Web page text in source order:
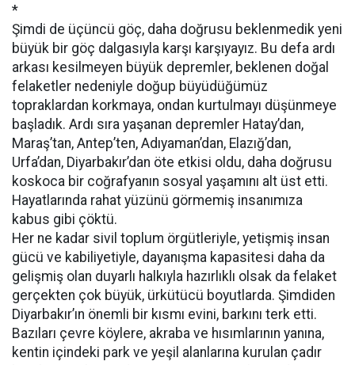
*
Şimdi de üçüncü göç, daha doğrusu beklenmedik yeni
büyük bir göç dalgasıyla karşı karşıyayız. Bu defa ardı
arkası kesilmeyen büyük depremler, beklenen doğal
felaketler nedeniyle doğup büyüdüğümüz
topraklardan korkmaya, ondan kurtulmayı düşünmeye
başladık. Ardı sıra yaşanan depremler Hatay’dan,
Maraş’tan, Antep’ten, Adıyaman’dan, Elazığ’dan,
Urfa’dan, Diyarbakır’dan öte etkisi oldu, daha doğrusu
koskoca bir coğrafyanın sosyal yaşamını alt üst etti.
Hayatlarında rahat yüzünü görmemiş insanımıza
kabus gibi çöktü.
Her ne kadar sivil toplum örgütleriyle, yetişmiş insan
gücü ve kabiliyetiyle, dayanışma kapasitesi daha da
gelişmiş olan duyarlı halkıyla hazırlıklı olsak da felaket
gerçekten çok büyük, ürkütücü boyutlarda. Şimdiden
Diyarbakır’ın önemli bir kısmı evini, barkını terk etti.
Bazıları çevre köylere, akraba ve hısımlarının yanına,
kentin içindeki park ve yeşil alanlarına kurulan çadır